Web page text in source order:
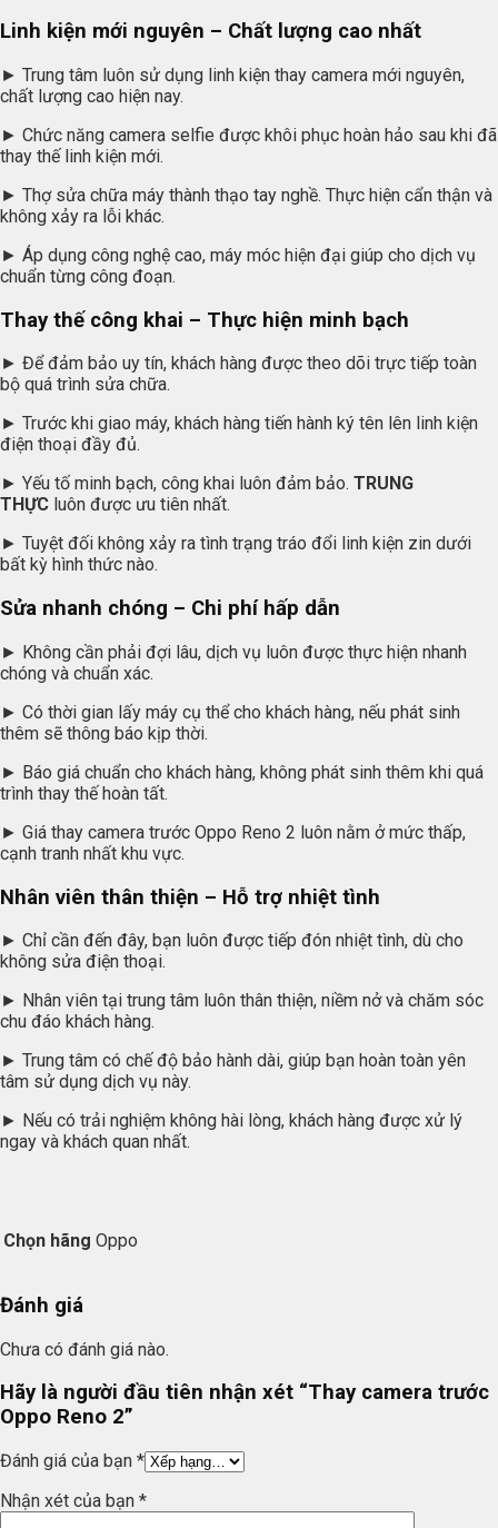
Linh kiện mới nguyên – Chất lượng cao nhất
► Trung tâm luôn sử dụng linh kiện thay camera mới nguyên,
chất lượng cao hiện nay.
► Chức năng camera selfie được khôi phục hoàn hảo sau khi đã
thay thế linh kiện mới.
► Thợ sửa chữa máy thành thạo tay nghề. Thực hiện cẩn thận và
không xảy ra lỗi khác.
► Áp dụng công nghệ cao, máy móc hiện đại giúp cho dịch vụ
chuẩn từng công đoạn.
Thay thế công khai – Thực hiện minh bạch
► Để đảm bảo uy tín, khách hàng được theo dõi trực tiếp toàn
bộ quá trình sửa chữa.
► Trước khi giao máy, khách hàng tiến hành ký tên lên linh kiện
điện thoại đầy đủ.
► Yếu tố minh bạch, công khai luôn đảm bảo. TRUNG
THỰC luôn được ưu tiên nhất.
► Tuyệt đối không xảy ra tình trạng tráo đổi linh kiện zin dưới
bất kỳ hình thức nào.
Sửa nhanh chóng – Chi phí hấp dẫn
► Không cần phải đợi lâu, dịch vụ luôn được thực hiện nhanh
chóng và chuẩn xác.
► Có thời gian lấy máy cụ thể cho khách hàng, nếu phát sinh
thêm sẽ thông báo kịp thời.
► Báo giá chuẩn cho khách hàng, không phát sinh thêm khi quá
trình thay thế hoàn tất.
► Giá thay camera trước Oppo Reno 2 luôn nằm ở mức thấp,
cạnh tranh nhất khu vực.
Nhân viên thân thiện – Hỗ trợ nhiệt tình
► Chỉ cần đến đây, bạn luôn được tiếp đón nhiệt tình, dù cho
không sửa điện thoại.
► Nhân viên tại trung tâm luôn thân thiện, niềm nở và chăm sóc
chu đáo khách hàng.
► Trung tâm có chế độ bảo hành dài, giúp bạn hoàn toàn yên
tâm sử dụng dịch vụ này.
► Nếu có trải nghiệm không hài lòng, khách hàng được xử lý
ngay và khách quan nhất.
Chọn hãng Oppo
Đánh giá
Chưa có đánh giá nào.
Hãy là người đầu tiên nhận xét “Thay camera trước
Oppo Reno 2”
Đánh giá của bạn *
Nhận xét của bạn *